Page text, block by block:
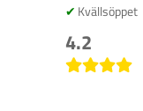
Kvällsöppet
4.2